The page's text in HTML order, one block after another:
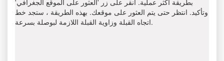
بطريقة أكثر عملية. انقر على زر 'العثور على الموقع الجغرافي'
وتأكيد. انتظر حتى يتم العثور على موقعك. بهذه الطريقة ، ستجد خط
اتجاه القبلة وزاوية القبلة اللازمة لبوصلة بسرعة.